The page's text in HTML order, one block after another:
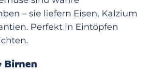
– sie liefern Eisen, Kalzium
Perfekt in Eintöpfen
Birnen